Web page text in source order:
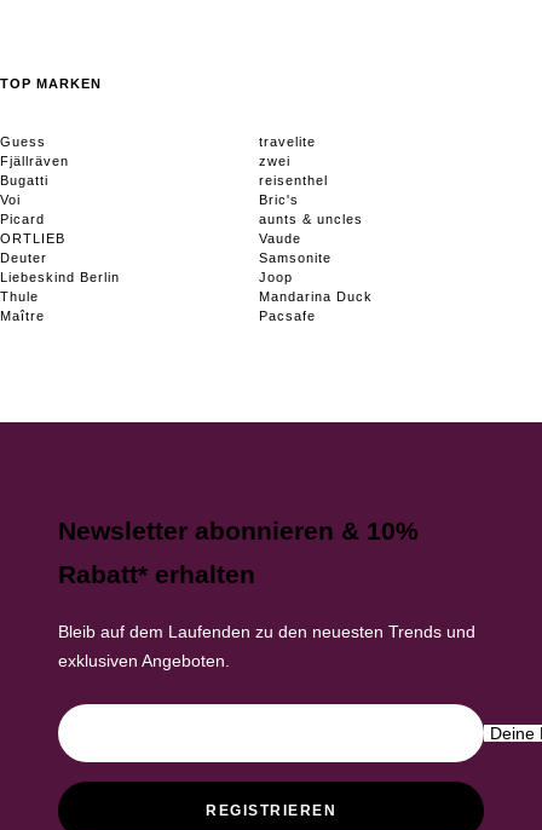
TOP MARKEN
Guess
travelite
Fjällräven
zwei
Bugatti
reisenthel
Voi
Bric's
Picard
aunts & uncles
ORTLIEB
Vaude
Deuter
Samsonite
Liebeskind Berlin
Joop
Thule
Mandarina Duck
Maître
Pacsafe
Newsletter abonnieren & 10%
Rabatt* erhalten
Bleib auf dem Laufenden zu den neuesten Trends und
exklusiven Angeboten.
Deine
REGISTRIEREN